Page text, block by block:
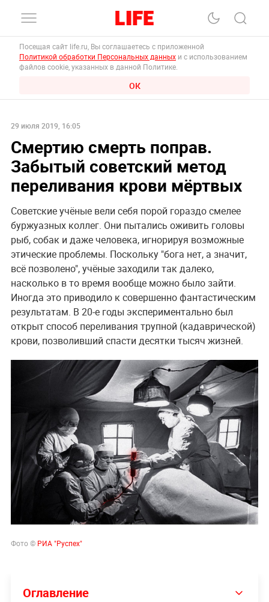
Посещая сайт life.ru, Вы соглашаетесь с приложенной
Политикой обработки Персональных данных и с использованием
файлов cookie, указанных в данной Политике.
ОК
29 июля 2019, 16:05
Смертию смерть поправ.
Забытый советский метод
переливания крови мёртвых
Советские учёные вели себя порой гораздо смелее
буржуазных коллег. Они пытались оживить головы
рыб, собак и даже человека, игнорируя возможные
этические проблемы. Поскольку "бога нет, а значит,
всё позволено", учёные заходили так далеко,
насколько в то время вообще можно было зайти.
Иногда это приводило к совершенно фантастическим
результатам. В 20-е годы экспериментально был
открыт способ переливания трупной (кадаврической)
крови, позволивший спасти десятки тысяч жизней.
Фото © РИА "Руспех"
Оглавление